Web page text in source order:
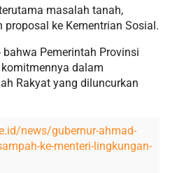
masalah tanah,
ke Kementrian Sosial.
Pemerintah Provinsi
dalam
Rakyat yang diluncurkan
news/gubernur-ahmad-
ke-menteri-lingkungan-